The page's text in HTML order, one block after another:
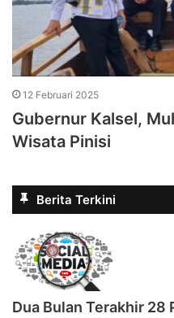
12 Februari 2025
Gubernur Kalsel,
Wisata Pinisi
Berita Terkini
Dua Bulan Terakhir